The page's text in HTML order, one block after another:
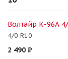
Волтайр К-96А
4/0 R10
2 490 ₽